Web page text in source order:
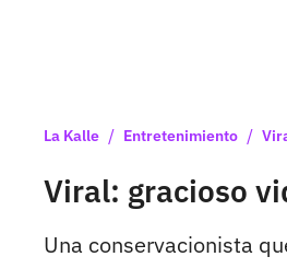
La Kalle / Entretenimiento /
Viral: gracioso
Una conservacionista